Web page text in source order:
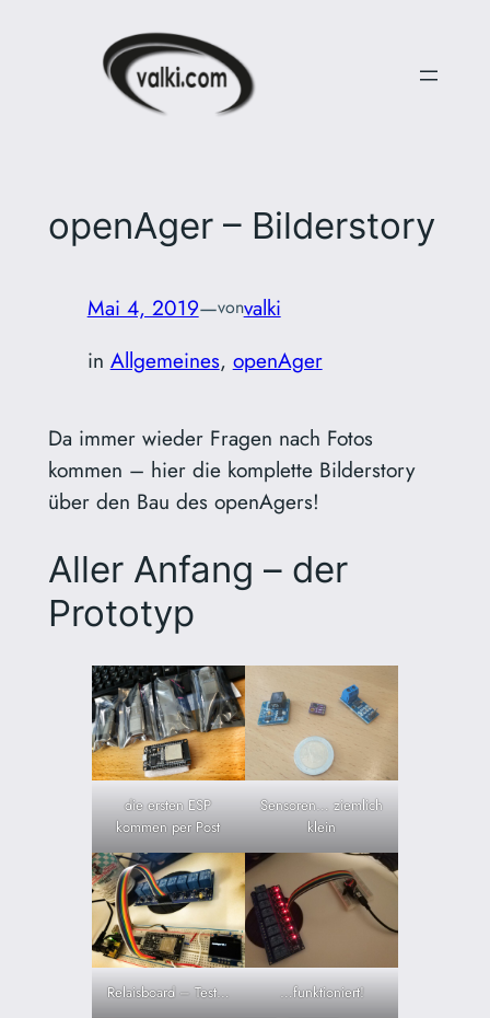
openAger – Bilderstory
Mai 4, 2019—vonvalki
in Allgemeines, openAger
Da immer wieder Fragen nach Fotos
kommen – hier die komplette Bilderstory
über den Bau des openAgers!
Aller Anfang – der
Prototyp
die ersten ESP
kommen per Post
Sensoren… ziemlich
klein
Relaisboard – Test… …funktioniert!